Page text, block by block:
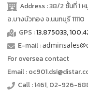
Address : 38/2 ชั้นที่ 1
อ.บางบัวทอง จ.นนทบุรี 11110
GPS :13.875033,
E-mail :
For oversea contact
Email :
Call : 1461, 02-926-